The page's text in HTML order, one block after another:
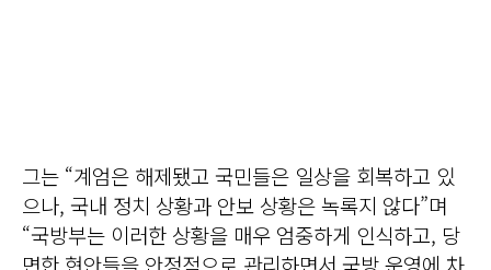
그는 “계엄은 해제됐고 국민들은 일상을 회복하고 있
으나, 국내 정치 상황과 안보 상황은 녹록지 않다”며
“국방부는 이러한 상황을 매우 엄중하게 인식하고, 당